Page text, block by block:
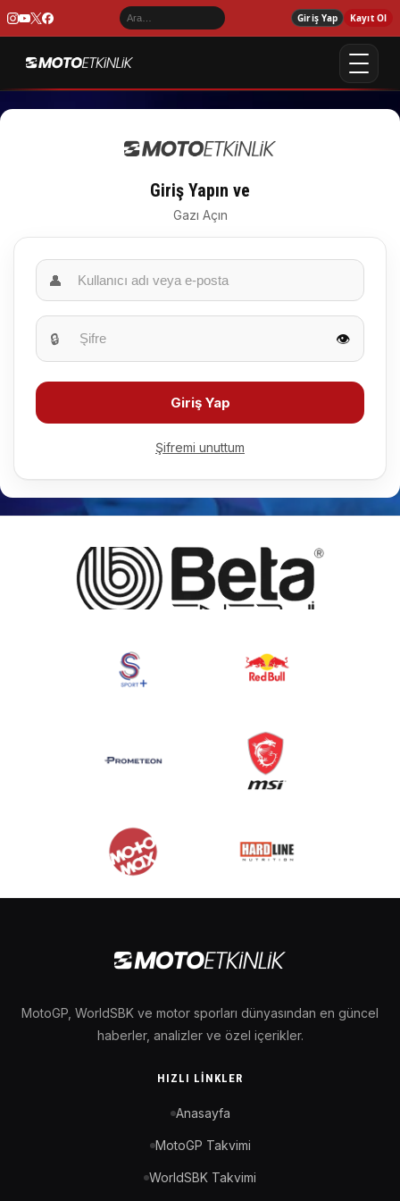
Giriş Yap Kayıt Ol
Giriş Yapın ve
Gazı Açın
👤
🔒 👁️
Giriş Yap
Şifremi unuttum
MotoGP, WorldSBK ve motor sporları dünyasından en güncel
haberler, analizler ve özel içerikler.
HIZLI LINKLER
Anasayfa
MotoGP Takvimi
WorldSBK Takvimi